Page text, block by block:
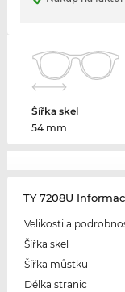
Šířka skel
54 mm
TY 7208U
Velikosti a
Šířka skel
Šířka můstku
Délka stranic